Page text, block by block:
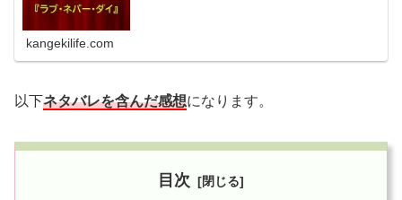
kangekilife.com
以下ネタバレを含んだ感想になります。
目次